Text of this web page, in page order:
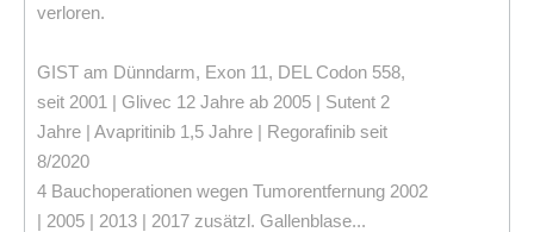
verloren.
GIST am Dünndarm, Exon 11, DEL Codon 558,
seit 2001 | Glivec 12 Jahre ab 2005 | Sutent 2
Jahre | Avapritinib 1,5 Jahre | Regorafinib seit
8/2020
4 Bauchoperationen wegen Tumorentfernung 2002
| 2005 | 2013 | 2017 zusätzl. Gallenblase...